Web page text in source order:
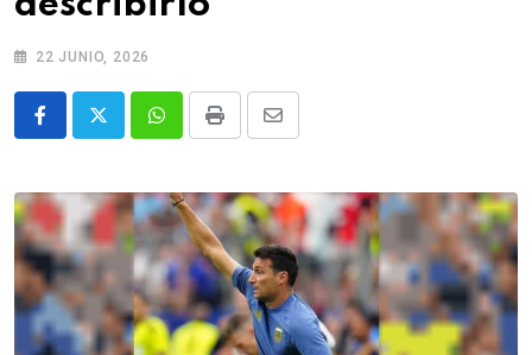
22 JUNIO, 2026
WhatsappPrint
Share
Email